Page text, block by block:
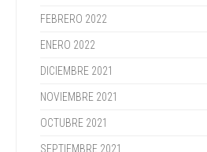
FEBRERO 2022
ENERO 2022
DICIEMBRE 2021
NOVIEMBRE 2021
OCTUBRE 2021
SEPTIEMBRE 2021